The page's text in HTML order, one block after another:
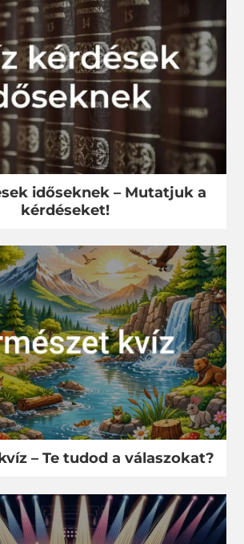
időseknek – Mutatjuk a
kérdéseket!
– Te tudod a válaszokat?